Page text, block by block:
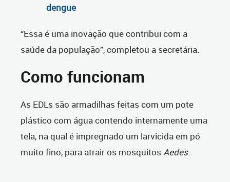
dengue
“Essa é uma inovação que contribui com a
saúde da população”, completou a secretária.
Como funcionam
As EDLs são armadilhas feitas com um pote
plástico com água contendo internamente uma
tela, na qual é impregnado um larvicida em pó
muito fino, para atrair os mosquitos Aedes.